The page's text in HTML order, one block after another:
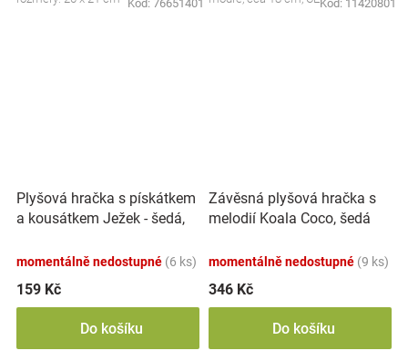
Kód: 76651401 Kód: 11420801
Plyšová hračka s pískátkem
a kousátkem Ježek - šedá,
momentálně nedostupné (6 ks)
159 Kč
Do košíku
Závěsná plyšová hračka s
melodií Koala Coco, šedá
momentálně nedostupné (9 ks)
346 Kč
Do košíku